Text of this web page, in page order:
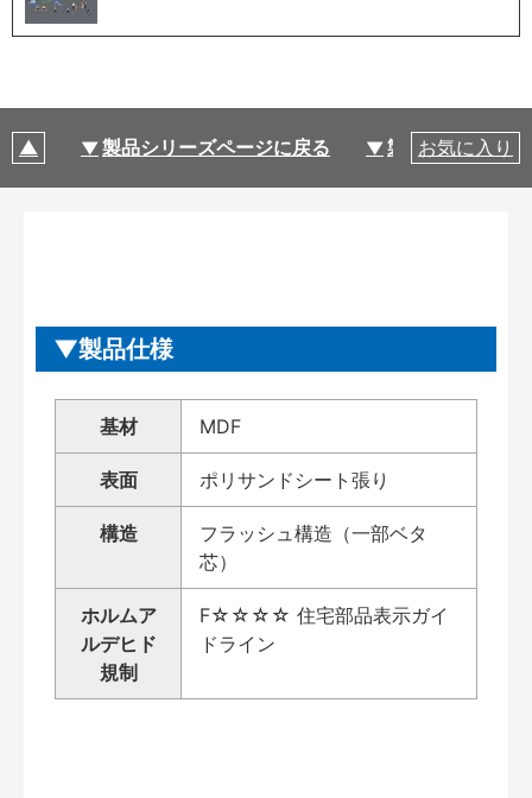
製品シリーズページに戻る 製品仕様
お気に入り
製品仕様
基材 MDF
表面 ポリサンドシート張り
構造
フラッシュ構造（一部ベタ
芯）
ホルムア
ルデヒド
規制
F☆☆☆☆ 住宅部品表示ガイ
ドライン